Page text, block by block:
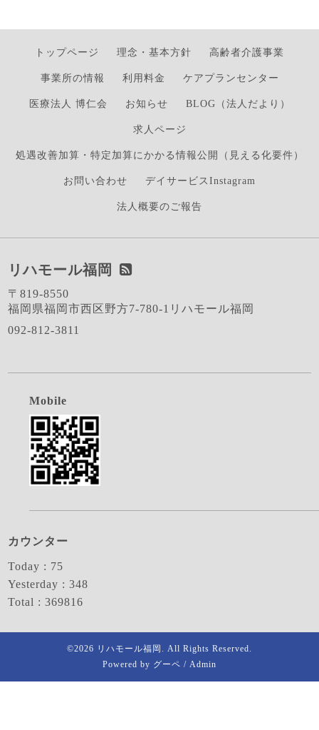
トップページ 理念・基本方針 高齢者介護事業
事業所の情報 利用料金 ケアプランセンター
医療法人 博仁会 お知らせ BLOG（法人だより）
求人ページ
処遇改善加算・特定加算にかかる情報公開（見える化要件）
お問い合わせ デイサービスInstagram
法人概要のご報告
リハモール福岡
〒819-8550
福岡県福岡市西区野方7-780-1リハモール福岡
092-812-3811
Mobile
カウンター
Today : 75
Yesterday :348
Total :369816
©2026 リハモール福岡 . All Rights Reserved.
Powered by グーペ / Admin